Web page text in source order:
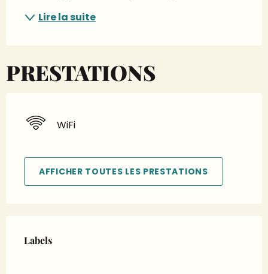
Lire la suite
PRESTATIONS
WiFi
AFFICHER TOUTES LES PRESTATIONS
Labels
Labels